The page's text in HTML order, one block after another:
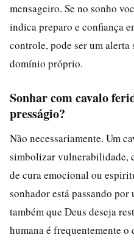
mensageiro. Se no sonho
indica preparo e confiança
controle, pode ser um
domínio próprio.
Sonhar com cavalo
presságio?
Não necessariamente. Um
simbolizar vulnerabilidade,
de cura emocional ou
sonhador está passando
também que Deus deseja
humana é frequentemente